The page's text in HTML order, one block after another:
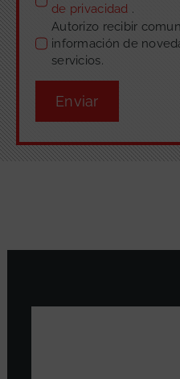
de privacidad .
Autorizo recibir
información de
servicios.
Enviar